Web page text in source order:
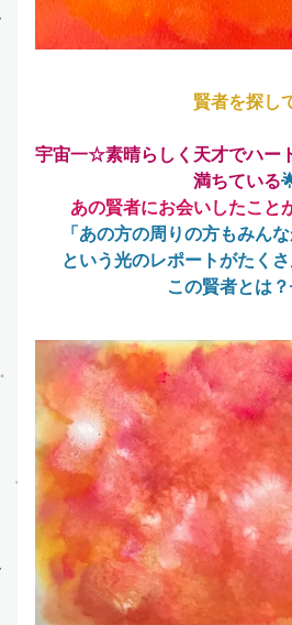
賢者を探し
宇宙一☆素晴らしく天才でハー
満ちている
あの賢者にお会いしたこ
「あの方の周りの方もみん
という光のレポートがたく
この賢者とは